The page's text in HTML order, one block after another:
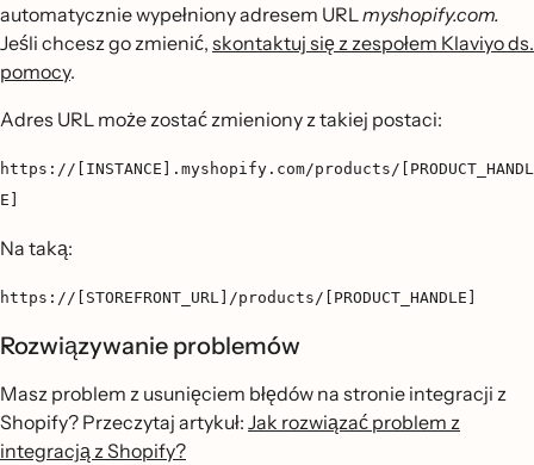
automatycznie wypełniony adresem URLmyshopify.com.
Jeśli chcesz go zmienić, skontaktuj się z zespołem Klaviyo ds.
pomocy.
Adres URL może zostać zmieniony z takiej postaci:
https://[INSTANCE].myshopify.com/products/[PRODUCT_HANDL
E]
Na taką:
https://[STOREFRONT_URL]/products/[PRODUCT_HANDLE]
Rozwiązywanie problemów
Masz problem z usunięciem błędów na stronie integracji z
Shopify? Przeczytaj artykuł: Jak rozwiązać problem z
integracją z Shopify?